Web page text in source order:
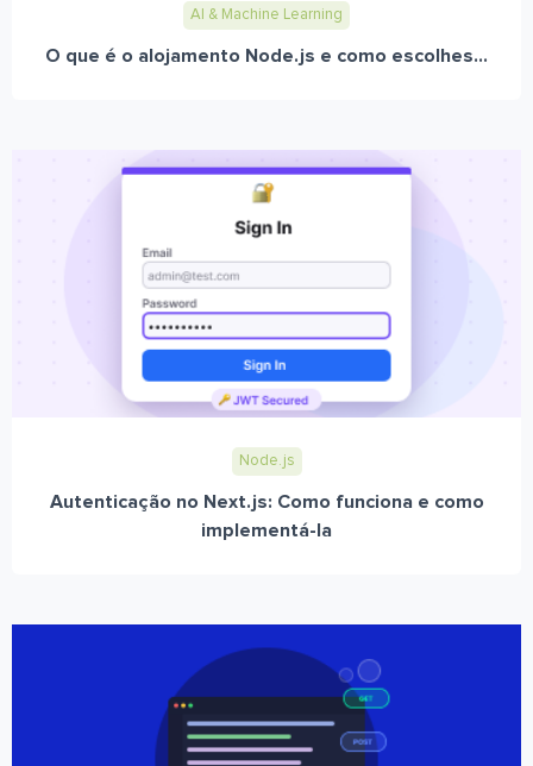
AI & Machine Learning
O que é o alojamento Node.js e como escolhes...
Node.js
Autenticação no Next.js: Como funciona e como
implementá-la